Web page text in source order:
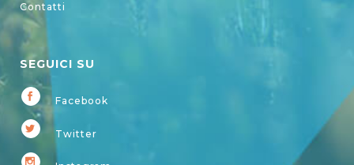
Contatti
SEGUICI SU
Facebook
Twitter